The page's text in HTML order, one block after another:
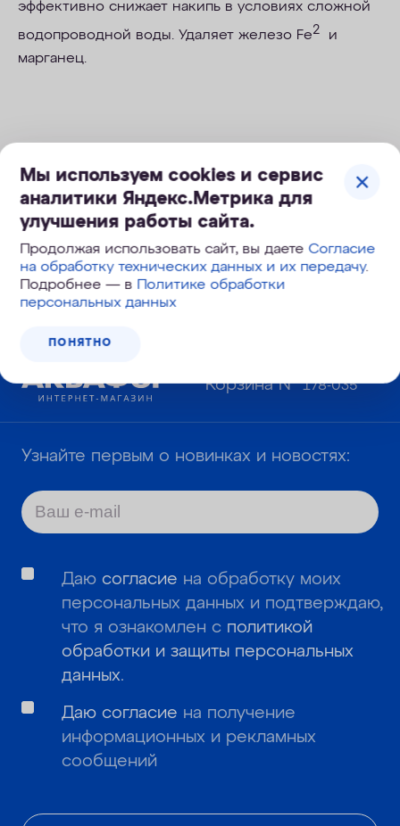
эффективно снижает накипь в условиях сложной
водопроводной воды. Удаляет железо Fe2
и
марганец.
Снижение накипи
Легкая и безопасная замена
модулей одной рукой
Мы используем cookies и сервис
аналитики Яндекс.Метрика для
улучшения работы сайта.
Продолжая использовать сайт, вы даетеСогласие
на обработку технических данных и их передачу.
Подробнее — в Политике обработки
персональных данных
ПОНЯТНО
Корзина №178-035
Узнайте первым о новинках и новостях:
Даю согласие на обработку моих
персональных данных и подтверждаю,
что я ознакомлен с политикой
обработки и защиты персональных
данных.
Даю согласие на получение
информационных и рекламных
сообщений